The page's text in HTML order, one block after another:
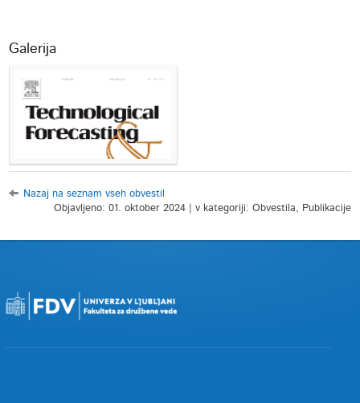
Galerija
Nazaj na seznam vseh obvestil
Objavljeno: 01. oktober 2024 | v kategoriji: Obvestila, Publikacije